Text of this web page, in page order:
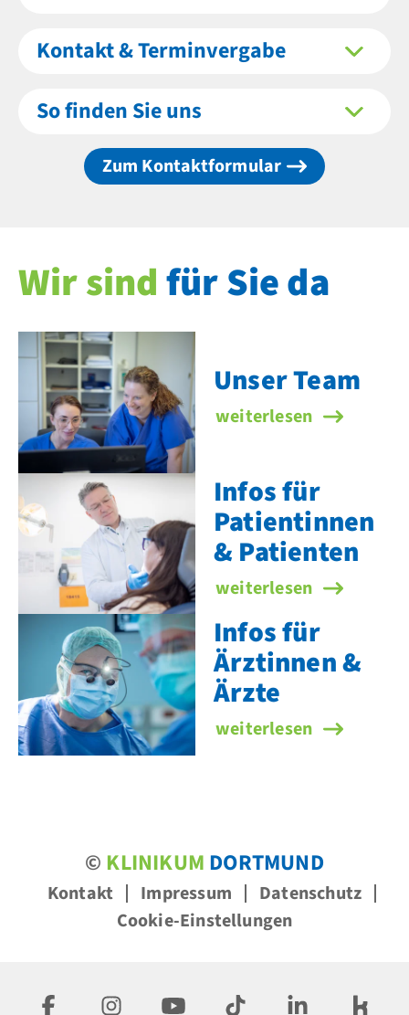
Kontakt & Terminvergabe
So finden Sie uns
Zum Kontaktformular
Wir sindfür Sie da
Unser Team
Unser Team
weiterlesen
Infos für
Patientinnen
& Patienten
Infos für Patientinnen
weiterlesen
Infos für
Ärztinnen &
Ärzte
Infos für Ärztinnen &
weiterlesen
© KLINIKUM DORTMUND
Kontakt Impressum
Datenschutz
Cookie-Einstellungen